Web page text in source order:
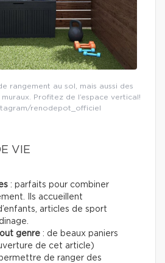
rangement au sol, mais aussi des
Profitez de l’espace vertical!
renodepot_officiel
VIE
: parfaits pour combiner
Ils accueillent
articles de sport
genre : de beaux paniers
de cet article)
de ranger des